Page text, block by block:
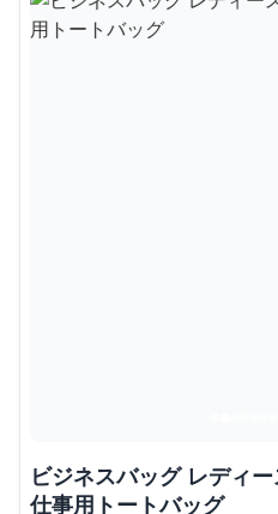
ビジネスバッグ レディ
仕事用トートバッグ